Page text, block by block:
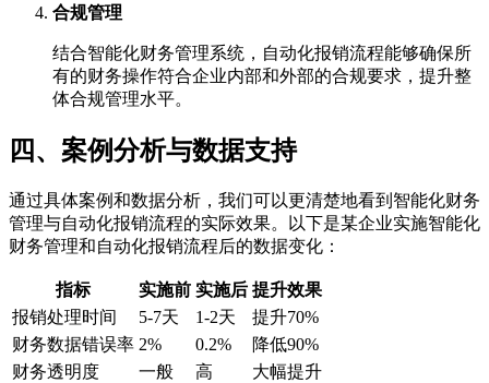
合规管理
结合智能化财务管理系统，自动化报销流程能够确保所
有的财务操作符合企业内部和外部的合规要求，提升整
体合规管理水平。
四、案例分析与数据支持
通过具体案例和数据分析，我们可以更清楚地看到智能化财务
管理与自动化报销流程的实际效果。以下是某企业实施智能化
财务管理和自动化报销流程后的数据变化：
指标 实施前 实施后 提升效果
报销处理时间
5-7天 1-2天
提升70%
财务数据错误率 2% 0.2%
降低90%
财务透明度
一般 高
大幅提升